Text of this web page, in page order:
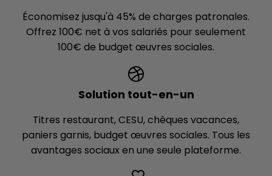
Économisez jusqu'à 45% de charges patronales.
Offrez 100€ net à vos salariés pour seulement
100€ de budget œuvres sociales.
Solution tout-en-un
Titres restaurant, CESU, chèques vacances,
paniers garnis, budget œuvres sociales. Tous les
avantages sociaux en une seule plateforme.